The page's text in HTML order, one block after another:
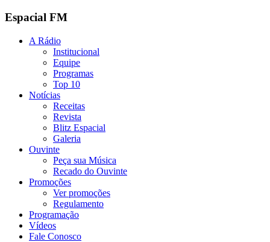
Espacial FM
A Rádio
Institucional
Equipe
Programas
Top 10
Notícias
Receitas
Revista
Blitz Espacial
Galeria
Ouvinte
Peça sua Música
Recado do Ouvinte
Promoções
Ver promoções
Regulamento
Programação
Vídeos
Fale Conosco